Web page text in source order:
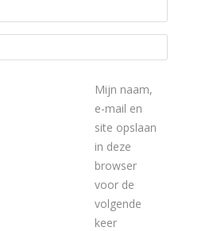
Mijn naam,
e-mail en
site opslaan
in deze
browser
voor de
volgende
keer